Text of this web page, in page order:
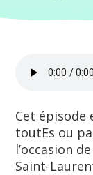
Cet
toutEs ou
l’occasion
Saint-